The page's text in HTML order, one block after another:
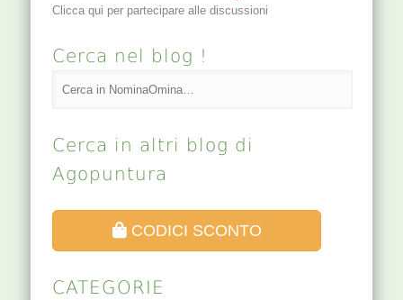
Clicca qui per partecipare alle discussioni
Cerca nel blog !
Cerca in altri blog di
Agopuntura
CODICI SCONTO
CATEGORIE